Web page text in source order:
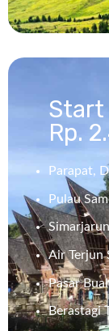
Start
Rp.
Parapat,
Pulau
Air Terjun
Pasar
Berastagi